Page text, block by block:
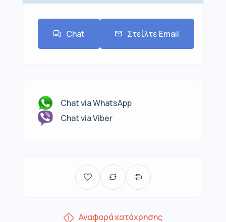
Chat Στείλτε Email
Chat via WhatsApp
Chat via Viber
Αναφορά κατάχρησης